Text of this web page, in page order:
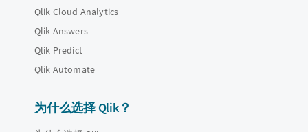
Qlik Cloud Analytics
Qlik Answers
Qlik Predict
Qlik Automate
为什么选择 Qlik？